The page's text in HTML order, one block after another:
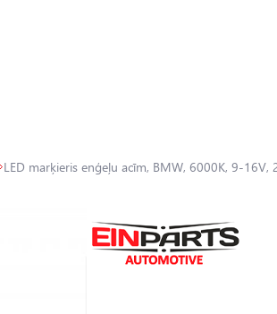
LED marķieris enģeļu acīm, BMW, 6000K, 9-16V,